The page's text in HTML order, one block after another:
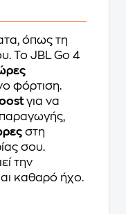
όπως τη
Το JBL Go 4
φόρτιση.
για να
στη
σου.
την
καθαρό ήχο.